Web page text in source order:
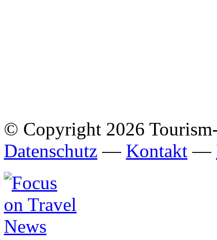
© Copyright 2026
Datenschutz — Kontakt —